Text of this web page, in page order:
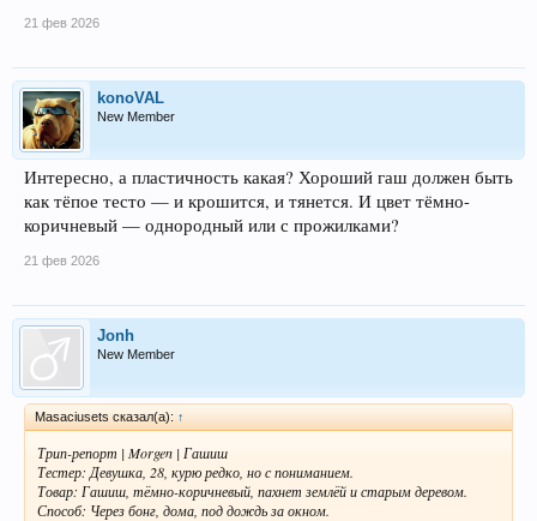
Музыка (Brian Eno) обрела объём, будто играла не в ушах, а в самой
23:00 — Эффект плато — спокойная, глубокая релаксация. Не хочется
ни двигаться, ни говорить, просто быть.
00:00 — Постепенно вернулась в тело. Голова ясная, настроение ровное,
без отходняка. Уснула как ребёнок.
Итог:
Morgen даёт честный, качественный гашиш — без спешки, без перегрузов.
Для вечера наедине с собой — то, что нужно. Магазин работает
аккуратно: клад нашёлся сразу, упаковка — без запаха. Будет спрос —
Оценки (из 10):
Чистота: 9
Эффект: 10 (ровно то, что ждала)
Логистика: 10
Общее: 9.5
P.S. Если любите быстрый кайф — это не ваш вариант. Здесь всё про
плавность и глубину.
21 фев 2026
konoVAL
New Member
Интересно, а пластичность какая? Хороший гаш должен быть
как тёпое тесто — и крошится, и тянется. И цвет тёмно-
коричневый — однородный или с прожилками?
21 фев 2026
Jonh
New Member
Masaciusets сказал(а): ↑
Трип-репорт | Morgen | Гашиш
Тестер: Девушка, 28, курю редко, но с пониманием.
Товар: Гашиш, тёмно-коричневый, пахнет землёй и старым деревом.
Способ: Через бонг, дома, под дождь за окном.